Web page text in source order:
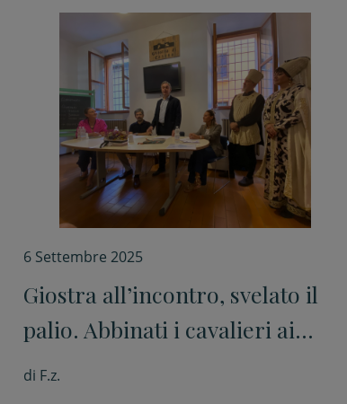
6 Settembre 2025
Giostra all’incontro, svelato il
palio. Abbinati i cavalieri ai
quartieri
di F.z.